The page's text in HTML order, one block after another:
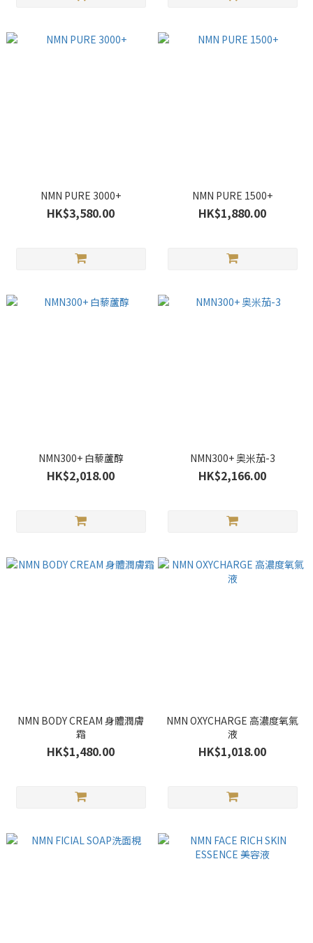
NMN PURE 3000+
HK$3,580.00
NMN PURE 1500+
HK$1,880.00
NMN300+ 白藜蘆醇
HK$2,018.00
NMN300+ 奥米茄-3
HK$2,166.00
NMN BODY CREAM 身體潤膚
霜
HK$1,480.00
NMN OXYCHARGE 高濃度氧氣
液
HK$1,018.00